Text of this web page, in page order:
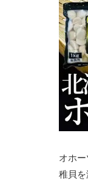
オホ
稚貝を